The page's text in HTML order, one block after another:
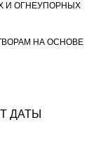
И ОГНЕУПОРНЫХ
НА ОСНОВЕ
ДАТЫ